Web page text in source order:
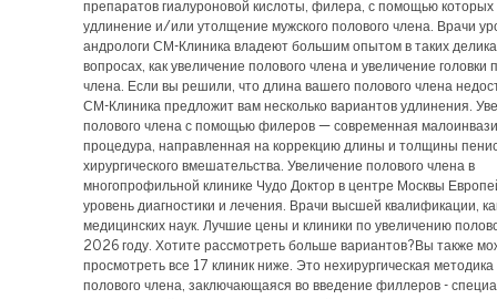
препаратов гиалуроновой кислоты, филера, с помощью которых
удлинение и/или утолщение мужского полового члена. Врачи
андрологи СМ-Клиника владеют большим опытом в таких
вопросах, как увеличение полового члена и увеличение головки
члена. Если вы решили, что длина вашего полового члена
СМ-Клиника предложит вам несколько вариантов удлинения.
полового члена с помощью филеров — современная
процедура, направленная на коррекцию длины и толщины
хирургического вмешательства. Увеличение полового члена в
многопрофильной клинике Чудо Доктор в центре Москвы
уровень диагностики и лечения. Врачи высшей квалификации,
медицинских наук. Лучшие цены и клиники по увеличению
2026 году. Хотите рассмотреть больше вариантов?Вы также
просмотреть все 17 клиник ниже. Это нехирургическая
полового члена, заключающаяся во введение филлеров -